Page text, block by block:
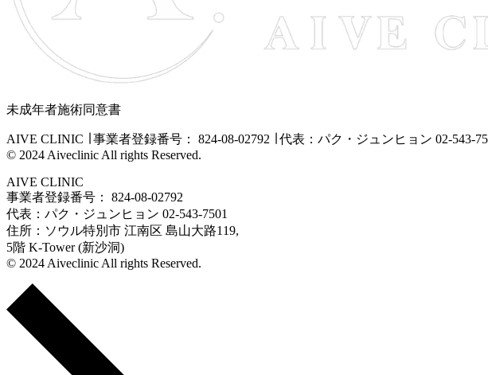
未成年者施術同意書
AIVE CLINIC ∣ 事業者登録番号： 824-08-02792 ∣ 代表：パク・ジュンヒョン 02-543-
© 2024 Aiveclinic All rights Reserved.
AIVE CLINIC
事業者登録番号： 824-08-02792
代表：パク・ジュンヒョン 02-543-7501
住所：ソウル特別市 江南区 島山大路119,
5階 K-Tower (新沙洞)
© 2024 Aiveclinic All rights Reserved.